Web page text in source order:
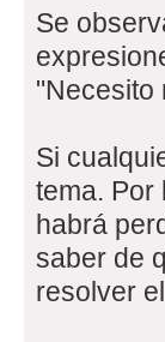
Se
"Necesito
Si
tema. Por
habrá
saber de
resolver